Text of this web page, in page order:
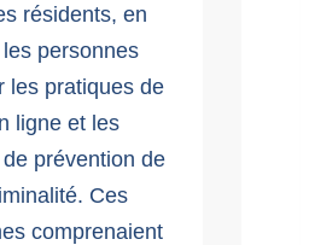
résidents, en
personnes
les pratiques de
ligne et les
prévention de
Ces
comprenaient